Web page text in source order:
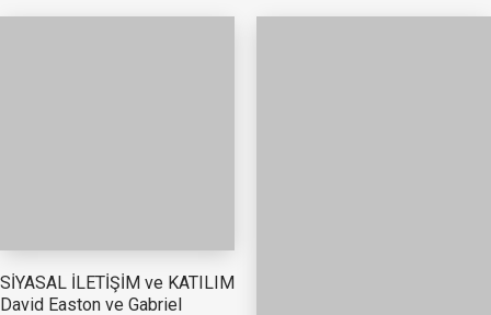
SİYASAL İLETİŞİM ve KATILIM
David Easton ve Gabriel